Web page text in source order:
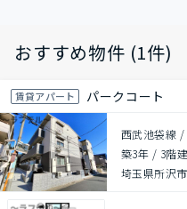
おすすめ物件 (1件)
賃貸アパート パークコート
西武池袋線 /
築3年 / 3階建
埼玉県所沢